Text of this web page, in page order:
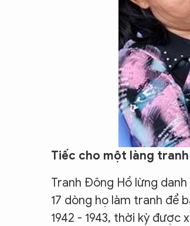
Tiếc cho một làng tranh
Tranh Đông Hồ lừng
17 dòng họ làm tranh để
1942 - 1943, thời kỳ